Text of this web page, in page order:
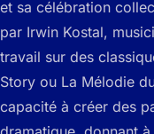
et sa célébration
par Irwin Kostal,
travail sur des
Story ou La Mélodie
capacité à créer des